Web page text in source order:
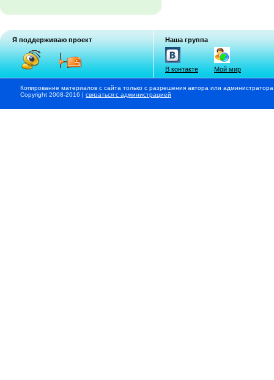
Я поддерживаю проект Наша группа
В контакте Мой мир
Копирование материалов с сайта только с разрешения автора или
Copyright 2008-2016 | связаться с администрацией